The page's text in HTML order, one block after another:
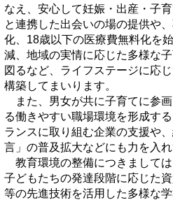
なえ、安心して妊娠・出産・子
と連携した出会いの場の提供や
化、18歳以下の医療費無料化を
減、地域の実情に応じた多様な
図るなど、ライフステージに応
構築してまいります。
また、男女が共に子育てに参
る働きやすい職場環境を形成す
ランスに取り組む企業の支援や
言」の普及拡大などにも力を入れ
教育環境の整備につきましては
子どもたちの発達段階に応じた
等の先進技術を活用した多様な